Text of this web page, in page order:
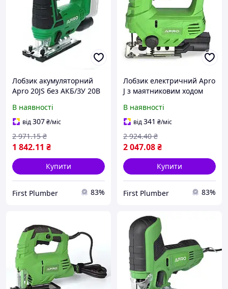
Лобзик акумуляторний
Apro 20JS без АКБ/ЗУ 20В
В наявності
від307₴/міс
1 842.11 ₴
2 971.15 ₴
Купити
First Plumber 83%
Лобзик електричний Apro
J з маятниковим ходом
В наявності
від341 ₴/міс
2 047.08₴
2 924.40 ₴
Купити
First Plumber 83%